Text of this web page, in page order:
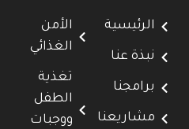
الرئيسية
نبذة عنا
برامجنا
مشاريعنا
الأمن
الغذائي
تغذية
الطفل
ووجبات